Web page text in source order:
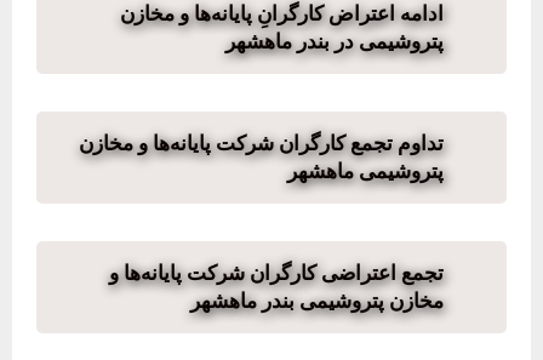
ادامه اعتراض کارگرانِ پایانه‌ها و مخازن
پتروشیمی در بندر ماهشهر
تداوم تجمع کارگران شرکت پایانه‌ها و مخازن
پتروشیمی ماهشهر
تجمع اعتراضی کارگران شرکت پایانه‌ها و
مخازن پتروشیمی بندر ماهشهر